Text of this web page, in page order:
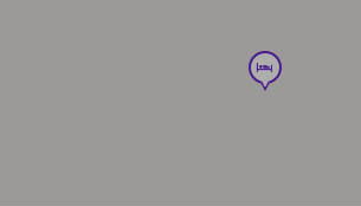
hotel